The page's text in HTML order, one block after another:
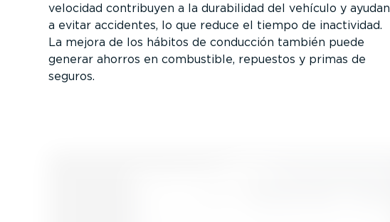
velocidad contribuyen a la durabilidad del vehículo y ayudan
a evitar accidentes, lo que reduce el tiempo de inactividad.
La mejora de los hábitos de conducción también puede
generar ahorros en combustible, repuestos y primas de
seguros.